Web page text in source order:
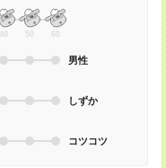
40 50 60
男性
しずか
コツコツ